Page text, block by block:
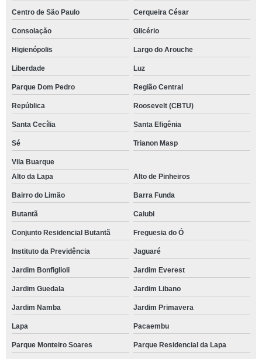
Centro de São Paulo Cerqueira César
Consolação Glicério
Higienópolis Largo do Arouche
Liberdade Luz
Parque Dom Pedro Região Central
República Roosevelt (CBTU)
Santa Cecília Santa Efigênia
Sé Trianon Masp
Vila Buarque
Alto da Lapa
Alto de Pinheiros
Bairro do Limão Barra Funda
Butantã Caiubi
Conjunto Residencial Butantã Freguesia do Ó
Instituto da Previdência Jaguaré
Jardim Bonfiglioli Jardim Everest
Jardim Guedala Jardim Libano
Jardim Namba Jardim Primavera
Lapa Pacaembu
Parque Monteiro Soares Parque Residencial da Lapa